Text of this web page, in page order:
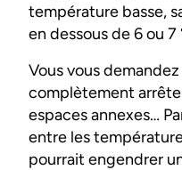
température basse,
en dessous de 6 ou 7
Vous vous
complètement
espaces annexes…
entre les
pourrait engendrer